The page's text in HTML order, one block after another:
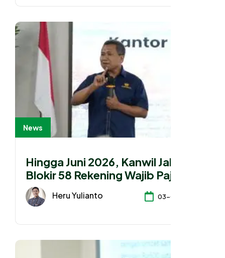
News
Hingga Juni 2026, Kanwil Jaksel I
Blokir 58 Rekening Wajib Pajak
Senilai Rp 80 Miliar
Heru Yulianto 03-07-2026